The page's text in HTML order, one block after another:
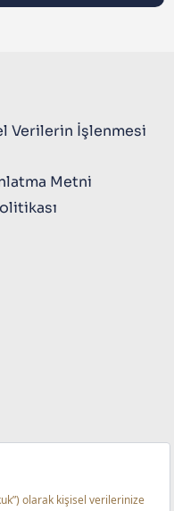
Verilerin İşlenmesi
Metni